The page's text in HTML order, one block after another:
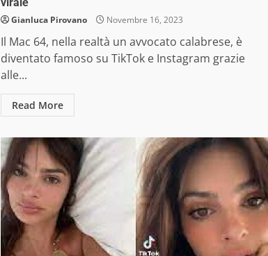
Gianluca Pirovano Novembre 16, 2023
Il Mac 64, nella realtà un avvocato calabrese, è
diventato famoso su TikTok e Instagram grazie
alle...
Read More